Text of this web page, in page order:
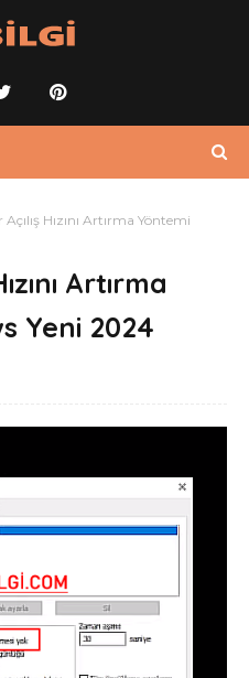
Hızını Artırma Yöntemi
Artırma
Yeni 2024